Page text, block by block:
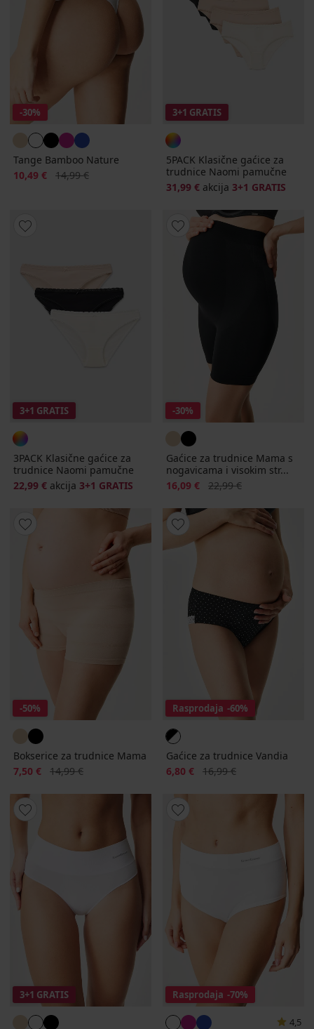
-30%
Tange Bamboo Nature
Popust
10,49 € Prvobitna cijena
14,99 €
3+1 GRATIS
5PACK Klasične gaćice za
trudnice Naomi pamučne
31,99 € akcija 3+1 GRATIS
3+1 GRATIS
3PACK Klasične gaćice za
trudnice Naomi pamučne
22,99 € akcija 3+1 GRATIS
-30%
Gaćice za trudnice Mama s
nogavicama i visokim str...
Popust
16,09 € Prvobitna cijena
22,99 €
-50%
Bokserice za trudnice Mama
Popust
7,50 € Prvobitna cijena
14,99 €
Rasprodaja -60%
Gaćice za trudnice Vandia
Popust
6,80 € Prvobitna cijena
16,99 €
3+1 GRATIS Rasprodaja -70%
4,5